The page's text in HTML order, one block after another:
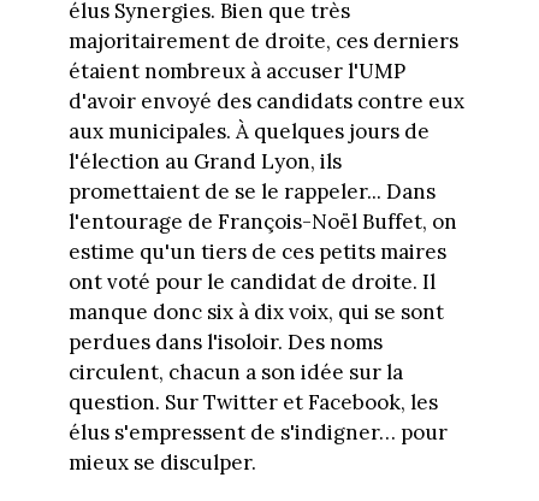
élus Synergies. Bien que très
majoritairement de droite, ces derniers
étaient nombreux à accuser l'UMP
d'avoir envoyé des candidats contre eux
aux municipales. À quelques jours de
l'élection au Grand Lyon, ils
promettaient de se le rappeler... Dans
l'entourage de François-Noël Buffet, on
estime qu'un tiers de ces petits maires
ont voté pour le candidat de droite. Il
manque donc six à dix voix, qui se sont
perdues dans l'isoloir. Des noms
circulent, chacun a son idée sur la
question. Sur Twitter et Facebook, les
élus s'empressent de s'indigner… pour
mieux se disculper.